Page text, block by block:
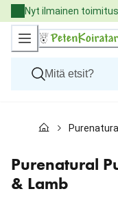
Skip
to
Content
Nyt ilmainen
Kissat
Eläinlääkäriruoat
Tuotemerkit
Uutuudet
Purenatural
& Lamb